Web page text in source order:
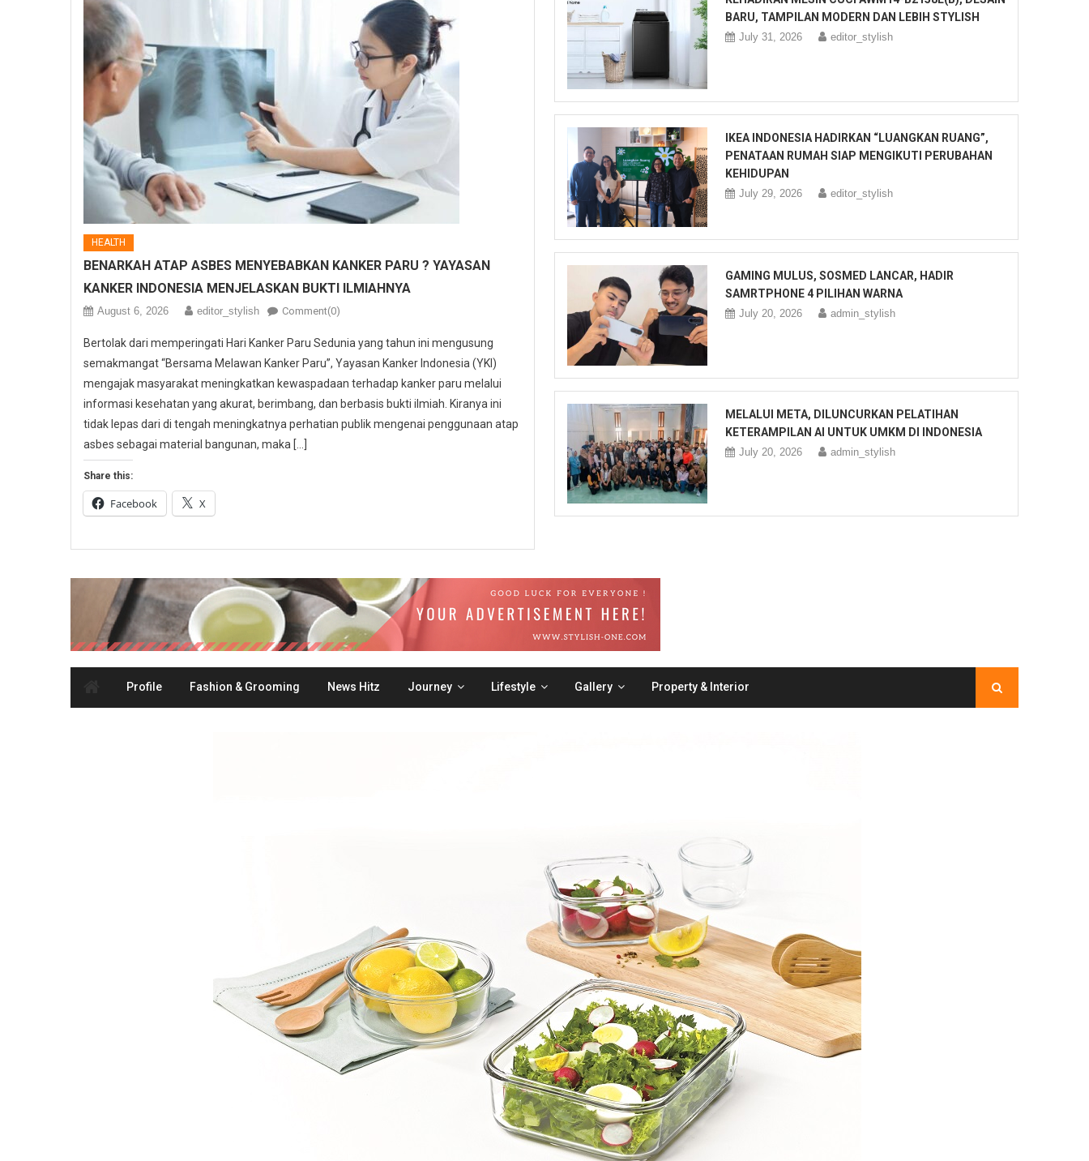
HEALTH
BENARKAH ATAP ASBES MENYEBABKAN KANKER PARU ? YAYASAN
KANKER INDONESIA MENJELASKAN BUKTI ILMIAHNYA
August 6, 2026 editor_stylish Comment(0)
Bertolak dari memperingati Hari Kanker Paru Sedunia yang tahun ini mengusung
semakmangat “Bersama Melawan Kanker Paru”, Yayasan Kanker Indonesia (YKI)
mengajak masyarakat meningkatkan kewaspadaan terhadap kanker paru melalui
informasi kesehatan yang akurat, berimbang, dan berbasis bukti ilmiah. Kiranya ini
tidak lepas dari di tengah meningkatnya perhatian publik mengenai penggunaan atap
asbes sebagai material bangunan, maka […]
Share this:
Facebook X
BARU, TAMPILAN MODERN DAN LEBIH STYLISH
July 31, 2026 editor_stylish
IKEA INDONESIA HADIRKAN “LUANGKAN RUANG”,
PENATAAN RUMAH SIAP MENGIKUTI PERUBAHAN
KEHIDUPAN
July 29, 2026 editor_stylish
GAMING MULUS, SOSMED LANCAR, HADIR
SAMRTPHONE 4 PILIHAN WARNA
July 20, 2026 admin_stylish
MELALUI META, DILUNCURKAN PELATIHAN
KETERAMPILAN AI UNTUK UMKM DI INDONESIA
July 20, 2026 admin_stylish
Profile Fashion & Grooming News Hitz Journey Lifestyle Gallery Property & Interior